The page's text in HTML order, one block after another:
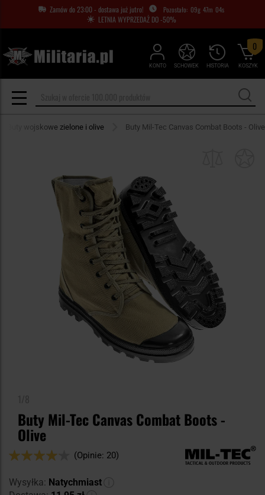
Zamów do 23:00 - dostawa już jutro! 09g 47m 04s
LETNIA WYPRZEDAŻ DO -50%
KONTO HISTORIA
SCHOWEK KOSZYK
0
Buty wojskowe zielone i olive Buty Mil-Tec Canvas Combat Boots - Olive
Buty Mil-Tec Canvas Combat Boots -
Olive
Ocena:
(Opinie: 20)
Wysyłka: Natychmiast